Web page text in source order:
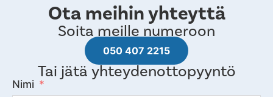
Ota meihin yhteyttä
Soita meille numeroon
050 407 2215
Tai jätä yhteydenottopyyntö
Nimi